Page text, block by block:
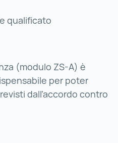
qualificato
(modulo ZS-A) è
per poter
dall’accordo contro